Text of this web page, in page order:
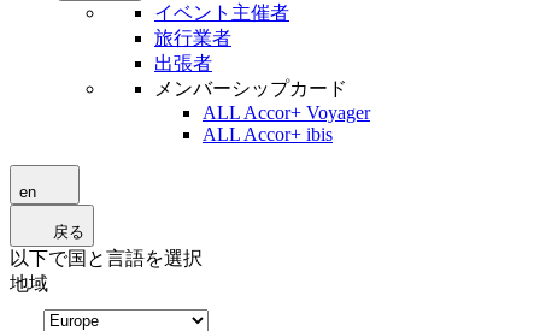
イベント主催者
旅行業者
出張者
メンバーシップカード
ALL Accor+ Voyager
ALL Accor+ ibis
en
戻る
以下で国と言語を選択
地域